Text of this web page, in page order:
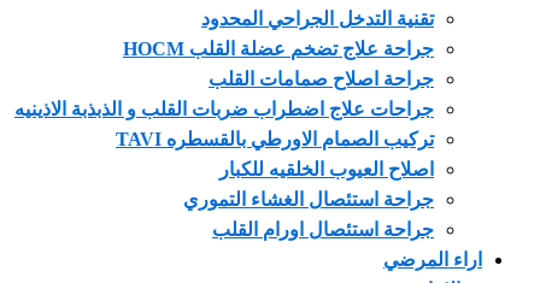
تقنية التدخل الجراحي المحدود
جراحة علاج تضخم عضلة القلب HOCM
جراحة اصلاح صمامات القلب
جراحات علاج اضطراب ضربات القلب و الذبذبة الاذينيه
تركيب الصمام الاورطي بالقسطره TAVI
اصلاح العيوب الخلقيه للكبار
جراحة استئصال الغشاء التموري
جراحة استئصال اورام القلب
المرضي